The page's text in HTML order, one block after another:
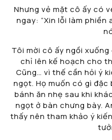
Nhưng vẻ mặt cô ấy có
ngay: “Xin lỗi làm phiền
Tôi mời cô ấy ngồi
chỉ lên kế hoạch cho
Cũng… vì thế cần hỏi ý
ngọt. Họ muốn có gì đặc
bánh ăn nhẹ sau khi
ngọt ở bàn chưng bày.
thấy nên tham khảo ý